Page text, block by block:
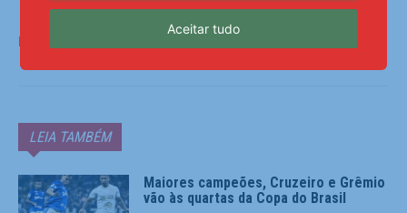
Fonte:
LEIA TAMBÉM
Maiores campeões, Cruzeiro e Grêmio
vão às quartas da Copa do Brasil
Aceitar tudo